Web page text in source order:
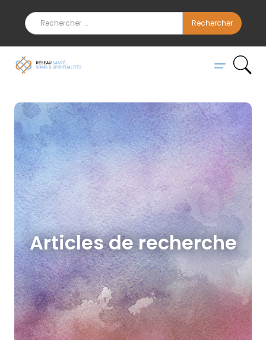
Articles de recherche